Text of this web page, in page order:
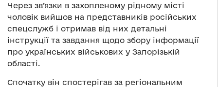
Через зв’язки в захопленому рідному місті
чоловік вийшов на представників російських
спецслужб і отримав від них детальні
інструкції та завдання щодо збору інформації
про українських військових у Запорізькій
області.
Спочатку він спостерігав за регіональним